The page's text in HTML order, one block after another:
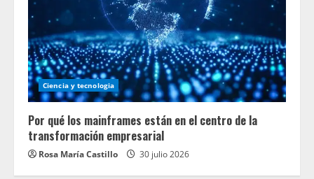
Ciencia y tecnologia
Por qué los mainframes están en el centro de la
transformación empresarial
Rosa María Castillo 30 julio 2026